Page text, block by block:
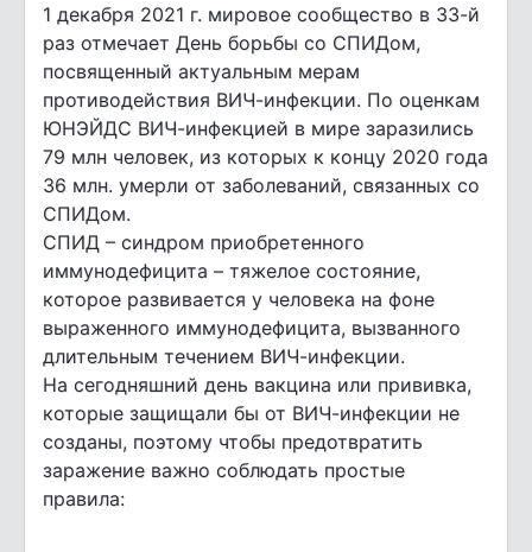
1 декабря 2021 г. мировое сообщество в 33-й
раз отмечает День борьбы со СПИДом,
посвященный актуальным мерам
противодействия ВИЧ-инфекции. По оценкам
ЮНЭЙДС ВИЧ-инфекцией в мире заразились
79 млн человек, из которых к концу 2020 года
36 млн. умерли от заболеваний, связанных со
СПИДом.
СПИД – синдром приобретенного
иммунодефицита – тяжелое состояние,
которое развивается у человека на фоне
выраженного иммунодефицита, вызванного
длительным течением ВИЧ-инфекции.
На сегодняшний день вакцина или прививка,
которые защищали бы от ВИЧ-инфекции не
созданы, поэтому чтобы предотвратить
заражение важно соблюдать простые
правила: